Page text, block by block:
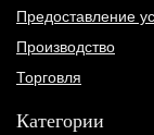
Предоставление
Производство
Торговля
Категории